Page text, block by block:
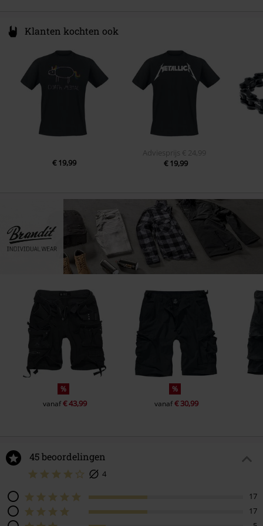
Klanten kochten ook
€ 19,99
Adviesprijs
€ 24,99
€ 19,99
%
vanaf€ 43,99
%
vanaf€ 30,99
45 beoordelingen
4
17
17